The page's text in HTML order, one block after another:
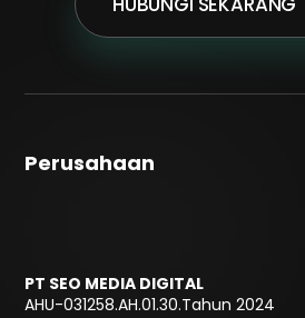
Perusahaan
PT SEO MEDIA DIGITAL
AHU-031258.AH.01.30.Tahun 2024